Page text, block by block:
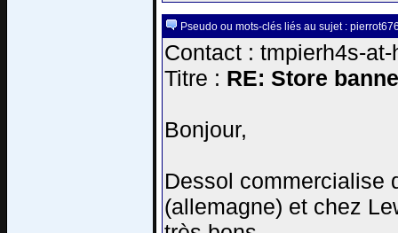
Pseudo ou mots-clés liés au sujet :
Contact : tmpierh4s-
Titre : RE: Store
Bonjour,
Dessol commercialise
(allemagne) et chez